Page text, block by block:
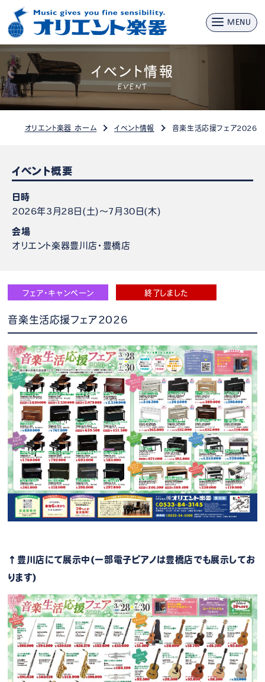
MENU
イベント情報
EVENT
オリエント楽器 ホーム イベント情報 音楽生活応援フェア2026
フェア・キャンペーン 終了しました
音楽生活応援フェア2026
↑豊川店にて展示中(一部電子ピアノは豊橋店でも展示してお
ります)
イベント概要
日時
2026年3月28日(土)～7月30日(木)
会場
オリエント楽器豊川店・豊橋店